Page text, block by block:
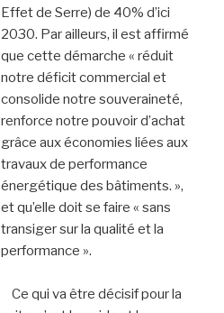
Effet de Serre) de 40% d’ici
2030. Par ailleurs, il est affirmé
que cette démarche « réduit
notre déficit commercial et
consolide notre souveraineté,
renforce notre pouvoir d’achat
grâce aux économies liées aux
travaux de performance
énergétique des bâtiments. »,
et qu’elle doit se faire « sans
transiger sur la qualité et la
performance ».
Ce qui va être décisif pour la